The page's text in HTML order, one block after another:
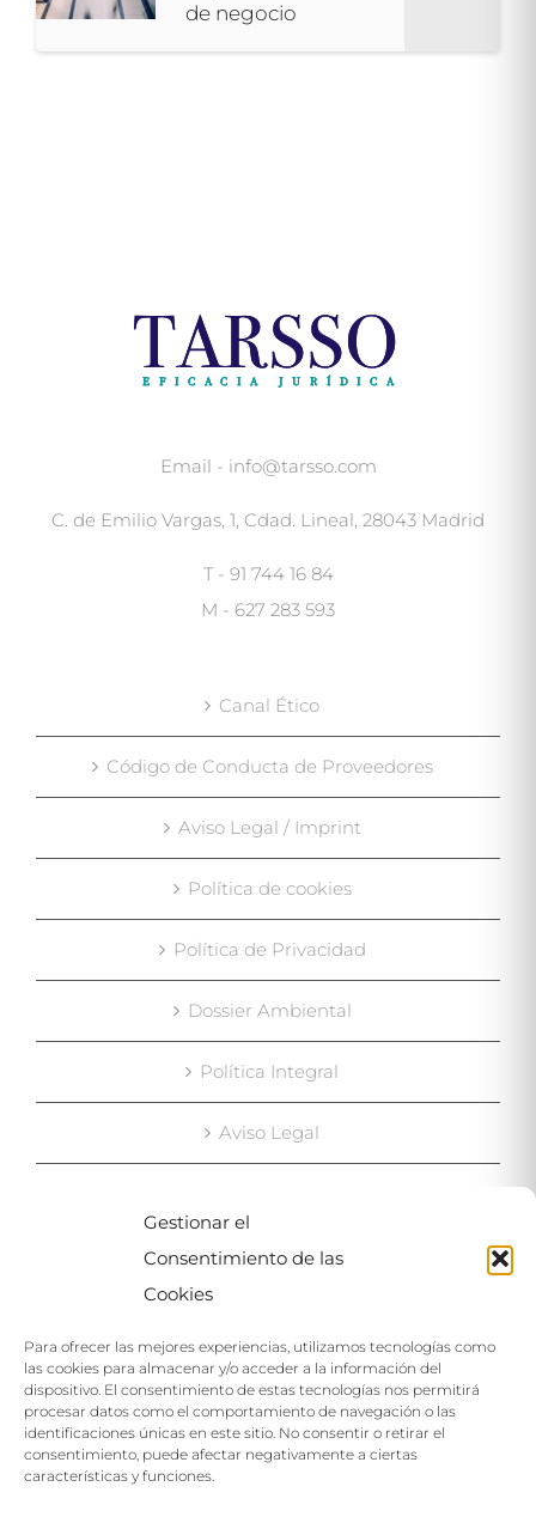
Gestionar el
Consentimiento de las
Cookies
Para ofrecer las mejores experiencias, utilizamos tecnologías como
las cookies para almacenar y/o acceder a la información del
dispositivo. El consentimiento de estas tecnologías nos permitirá
procesar datos como el comportamiento de navegación o las
identificaciones únicas en este sitio. No consentir o retirar el
consentimiento, puede afectar negativamente a ciertas
características y funciones.
de negocio
Email - info@tarsso.com
C. de Emilio Vargas, 1, Cdad. Lineal, 28043 Madrid
T - 91 744 16 84
M - 627 283 593
Canal Ético
Código de Conducta de Proveedores
Aviso Legal / Imprint
Política de cookies
Política de Privacidad
Dossier Ambiental
Política Integral
Aviso Legal
Haga clic para aceptar las cookies de este